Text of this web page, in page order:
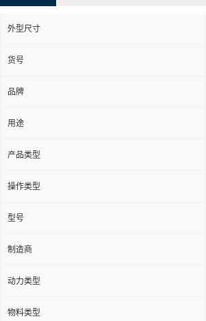
外型尺寸
货号
品牌
用途
产品类型
操作类型
型号
制造商
动力类型
物料类型